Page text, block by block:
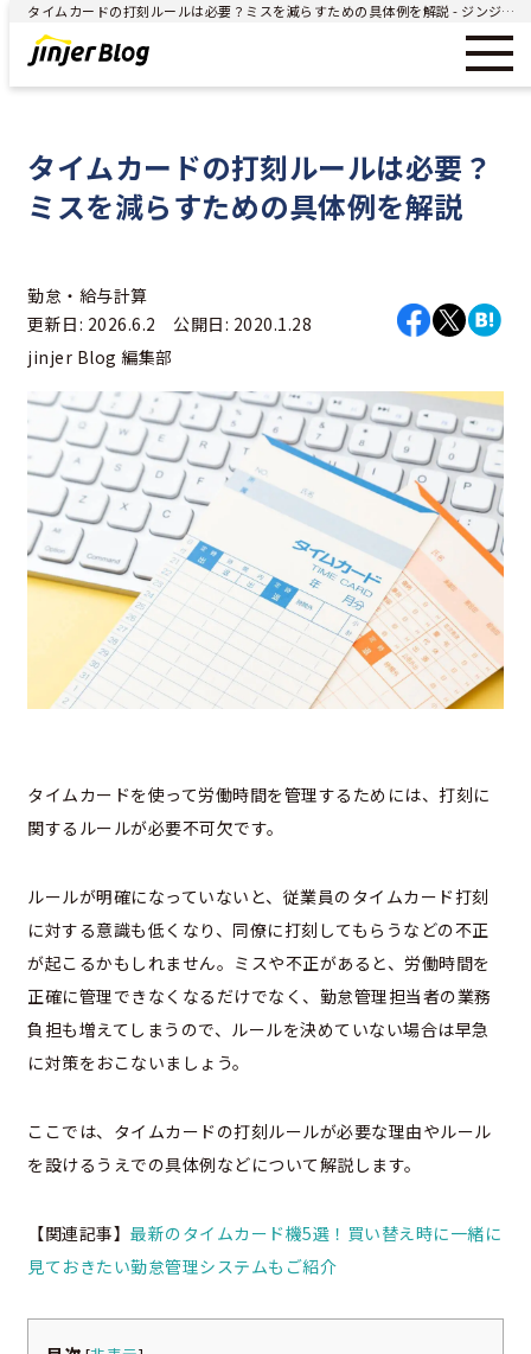
タイムカードの打刻ルールは必要？ミスを減らすための具体例を解説 - ジンジャー（jinjer）｜統合型人事システム
タイムカードの打刻ルールは必要？
ミスを減らすための具体例を解説
勤怠・給与計算
更新日: 2026.6.2 公開日: 2020.1.28
jinjer Blog 編集部
タイムカードを使って労働時間を管理するためには、打刻に
関するルールが必要不可欠です。
ルールが明確になっていないと、従業員のタイムカード打刻
に対する意識も低くなり、同僚に打刻してもらうなどの不正
が起こるかもしれません。ミスや不正があると、労働時間を
正確に管理できなくなるだけでなく、勤怠管理担当者の業務
負担も増えてしまうので、ルールを決めていない場合は早急
に対策をおこないましょう。
ここでは、タイムカードの打刻ルールが必要な理由やルール
を設けるうえでの具体例などについて解説します。
【関連記事】 最新のタイムカード機5選！買い替え時に一緒に
見ておきたい勤怠管理システムもご紹介